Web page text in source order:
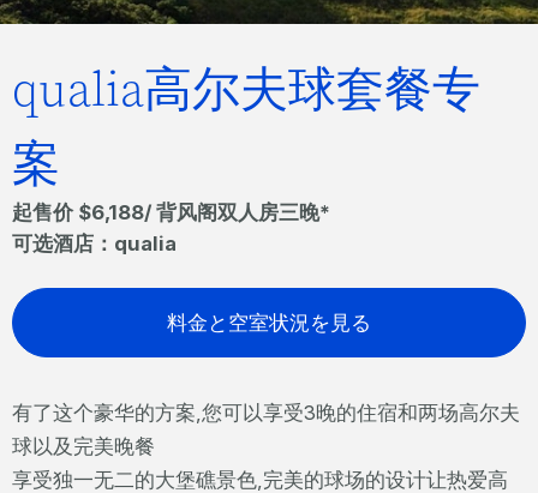
qualia高尔夫球套餐专
案
起售价 $6,188/ 背风阁双人房三晚*
可选酒店：qualia
料金と空室状況を見る
有了这个豪华的方案,您可以享受3晚的住宿和两场高尔夫
球以及完美晚餐
享受独一无二的大堡礁景色,完美的球场的设计让热爱高